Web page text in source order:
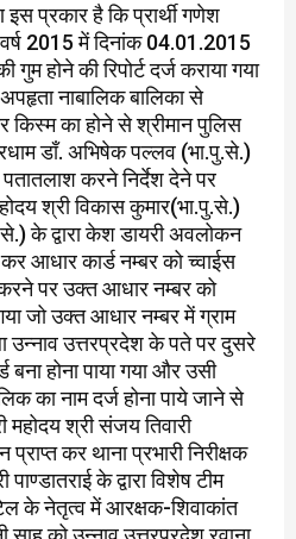
प्रकार है कि प्रार्थी गणेश
2015 में दिनांक 04.01.2015
होने की रिपोर्ट दर्ज कराया गया
नाबालिक बालिका से
किस्म का होने से श्रीमान पुलिस
डाँ. अभिषेक पल्लव (भा.पु.से.)
करने निर्देश देने पर
श्री विकास कुमार(भा.पु.से.)
के द्वारा केश डायरी अवलोकन
आधार कार्ड नम्बर को च्वाईस
पर उक्त आधार नम्बर को
जो उक्त आधार नम्बर में ग्राम
उन्नाव उत्तरप्रदेश के पते पर दुसरे
बना होना पाया गया और उसी
का नाम दर्ज होना पाये जाने से
महोदय श्री संजय तिवारी
प्राप्त कर थाना प्रभारी निरीक्षक
के द्वारा विशेष टीम
के नेतृत्व में आरक्षक-शिवाकांत